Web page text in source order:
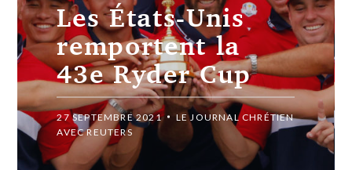
Les États-Unis
remportent la
43e Ryder Cup
27 SEPTEMBRE 2021
LE JOURNAL CHRÉTIEN
AVEC REUTERS